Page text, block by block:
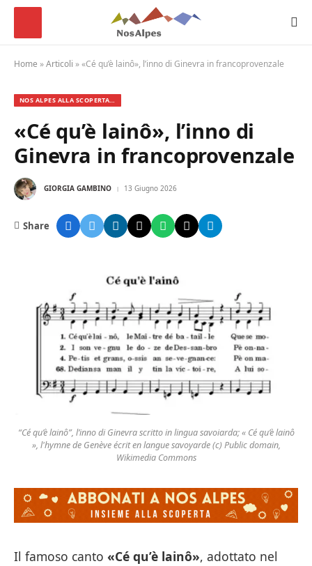
Home »Articoli »«Cé qu’è lainô», l’inno di Ginevra in francoprovenzale
NOS ALPES ALLA SCOPERTA…
«Cé qu’è lainô», l’inno di
Ginevra in francoprovenzale
GIORGIA GAMBINO 13 Giugno 2026
Share
“Cé qu’è lainô”, l’inno di Ginevra scritto in lingua savoiarda; « Cé qu’è lainô
», l'hymne de Genève écrit en langue savoyarde (c) Public domain,
Wikimedia Commons
Il famoso canto «Cé qu’è lainô», adottato nel